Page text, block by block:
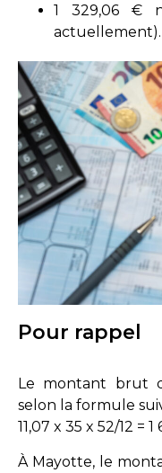
1 329,06 €
actuellement).
Pour rappel
Le montant brut
selon la formule
11,07 x 35 x 52/12 = 1
À Mayotte, le